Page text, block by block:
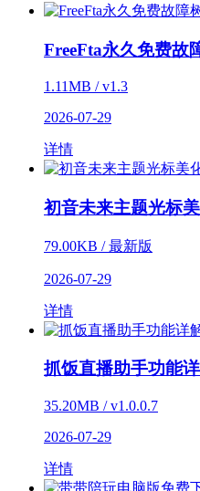
FreeFta永久免费故
1.11MB / v1.3
2026-07-29
详情
初音未来主题光标
79.00KB / 最新版
2026-07-29
详情
抓饭直播助手功能
35.20MB / v1.0.0.7
2026-07-29
详情